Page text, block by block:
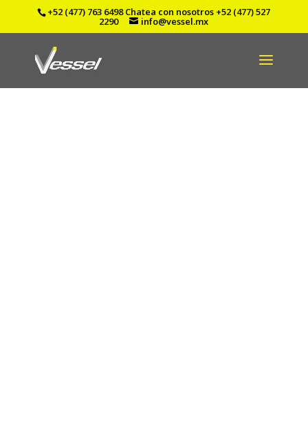
+52 (477) 763 6498Chatea con nosotros +52 (477) 527
2290 info@vessel.mx